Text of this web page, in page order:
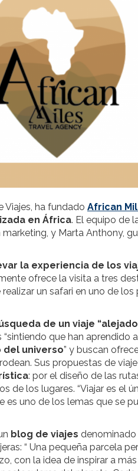
Viajes, ha fundado African
en África. El equipo de
y Marta Anthony,
la experiencia de los
ofrece la visita a tres
un safari en uno de los
de un viaje
que han aprendido
del universo” y buscan
Sus propuestas de
: por el diseño de las
de los lugares. “Viajar es el
es uno de los lemas que se
blog de viajes denominado
“ Una pequeña parcela
con la idea de inspirar a más